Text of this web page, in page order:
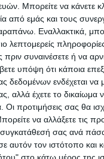
Μπορείτε να κάνετε
από εμάς και τους
Εναλλακτικά,
πληροφορίες
πριν συναινέσετε ή να
υπόψη ότι κάποια
ενδέχεται να
αλλά έχετε το δικαίωμα
Οι προτιμήσεις σας θα
να αλλάξετε τις
συγκατάθεσή σας ανά
αυτόν τον ιστότοπο και
Θεσσαλία.
στην
που μετρά 7
μέχρι σήμερα
και στον
σε
φαινόμενα
Πήλιο, τον
θεομηνία